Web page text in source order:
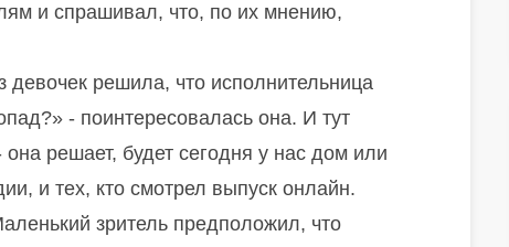
и спрашивал, что, по их мнению,
решила, что исполнительница
- поинтересовалась она. И тут
решает, будет сегодня у нас дом или
и тех, кто смотрел выпуск онлайн.
зритель предположил, что